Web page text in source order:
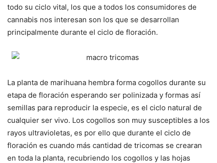
todo su ciclo vital, los que a todos los consumidores de
cannabis nos interesan son los que se desarrollan
principalmente durante el ciclo de floración.
La planta de marihuana hembra forma cogollos durante su
etapa de floración esperando ser polinizada y formas así
semillas para reproducir la especie, es el ciclo natural de
cualquier ser vivo. Los cogollos son muy susceptibles a los
rayos ultravioletas, es por ello que durante el ciclo de
floración es cuando más cantidad de tricomas se crearan
en toda la planta, recubriendo los cogollos y las hojas